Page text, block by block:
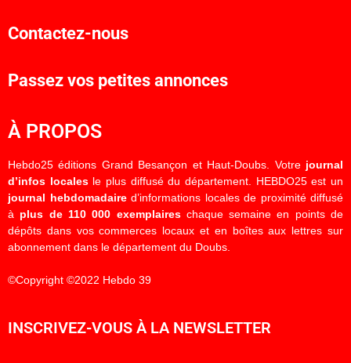
Contactez-nous
Passez vos petites annonces
À PROPOS
Hebdo25 éditions Grand Besançon et Haut-Doubs. Votre journal
d’infos localesle plus diffusé du département. HEBDO25 est un
journal hebdomadaired’informations locales de proximité diffusé
à plus de 110 000 exemplaireschaque semaine en points de
dépôts dans vos commerces locaux et en boîtes aux lettres sur
abonnement dans le département du Doubs.
©Copyright ©2022 Hebdo 39
INSCRIVEZ-VOUS À LA NEWSLETTER